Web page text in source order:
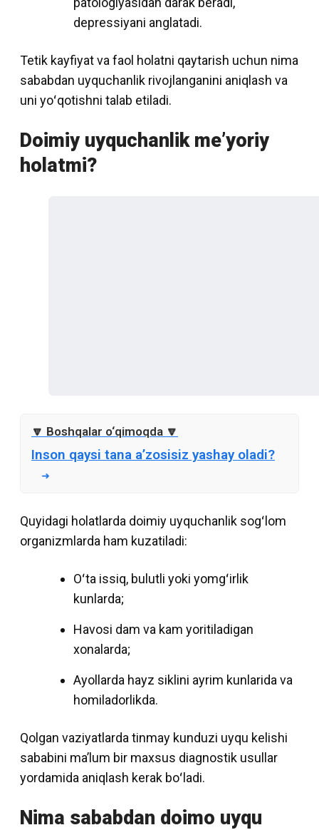
depressiyani anglatadi.
Tetik kayfiyat va faol holatni qaytarish uchun nima
sababdan uyquchanlik rivojlanganini aniqlash va
uni yoʻqotishni talab etiladi.
Doimiy uyquchanlik meʼyoriy
holatmi?
Inson qaysi tana a’zosisiz yashay oladi?
Quyidagi holatlarda doimiy uyquchanlik sogʻlom
organizmlarda ham kuzatiladi:
Oʻta issiq, bulutli yoki yomgʻirlik
kunlarda;
Havosi dam va kam yoritiladigan
xonalarda;
Ayollarda hayz siklini ayrim kunlarida va
homiladorlikda.
Qolgan vaziyatlarda tinmay kunduzi uyqu kelishi
sababini maʼlum bir maxsus diagnostik usullar
yordamida aniqlash kerak boʻladi.
Nima sababdan doimo uyqu